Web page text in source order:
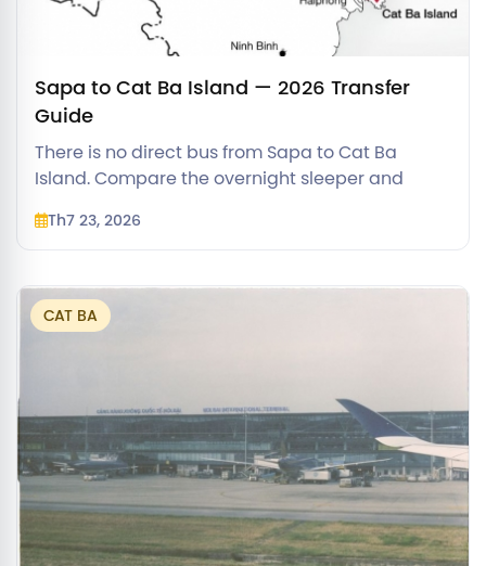
Sapa to Cat Ba Island — 2026 Transfer
Guide
There is no direct bus from Sapa to Cat Ba
Island. Compare the overnight sleeper and
and timing.
Th7 23, 2026
CAT BA